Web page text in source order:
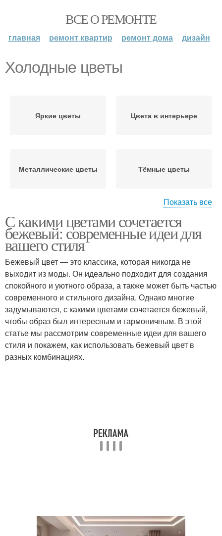
ВСЕ О РЕМОНТЕ
главная ремонт квартир ремонт дома дизайн
Холодные цветы
Яркие цветы Цвета в интерьере
Металлические цветы Тёмные цветы
Цветы в интерьере Модные цветы
Цвета для идеального
интерьера
Показать все
С какими цветами сочетается
бежевый: современные идеи для
вашего стиля
Бежевый цвет — это классика, которая никогда не
выходит из моды. Он идеально подходит для создания
спокойного и уютного образа, а также может быть частью
современного и стильного дизайна. Однако многие
задумываются, с какими цветами сочетается бежевый,
чтобы образ был интересным и гармоничным. В этой
статье мы рассмотрим современные идеи для вашего
стиля и покажем, как использовать бежевый цвет в
разных комбинациях.